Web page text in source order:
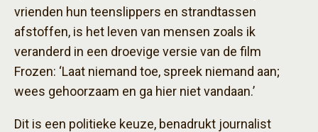
vrienden hun teenslippers en strandtassen
afstoffen, is het leven van mensen zoals ik
veranderd in een droevige versie van de film
Frozen: ‘Laat niemand toe, spreek niemand aan;
wees gehoorzaam en ga hier niet vandaan.’
Dit is een politieke keuze, benadrukt journalist